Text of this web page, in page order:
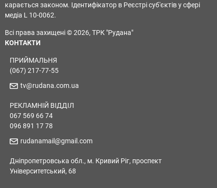
карається законом. Ідентифікатор в Реєстрі суб'єктів у сфері
медіа L 10-0062.
Всі права захищені © 2026, ТРК "Рудана"
КОНТАКТИ
ПРИЙМАЛЬНЯ
(067) 217-77-55
tv@rudana.com.ua
РЕКЛАМНІЙ ВІДДІЛ
067 569 66 74
096 891 17 78
rudanamail@gmail.com
Дніпропетровська обл., м. Кривий Ріг, проспект
Університетський, 68